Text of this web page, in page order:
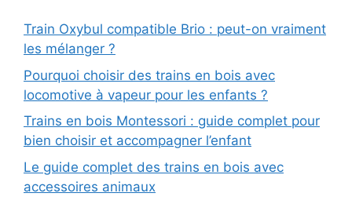
Train Oxybul compatible Brio : peut-on vraiment
les mélanger ?
Pourquoi choisir des trains en bois avec
locomotive à vapeur pour les enfants ?
Trains en bois Montessori : guide complet pour
bien choisir et accompagner l’enfant
Le guide complet des trains en bois avec
accessoires animaux